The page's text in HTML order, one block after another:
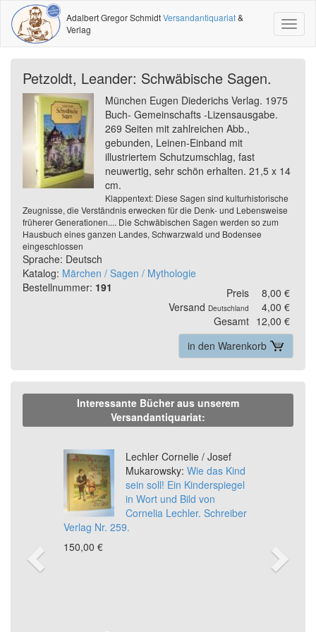
Adalbert Gregor SchmidtVersandantiquariat&
Verlag
Petzoldt, Leander: Schwäbische Sagen.
München Eugen Diederichs Verlag. 1975
Buch- Gemeinschafts -Lizensausgabe.
269 Seiten mit zahlreichen Abb.,
gebunden, Leinen-Einband mit
illustriertem Schutzumschlag, fast
neuwertig, sehr schön erhalten. 21,5 x 14
cm.
Klappentext: Diese Sagen sind kulturhistorische
Zeugnisse, die Verständnis erwecken für die Denk- und Lebensweise
früherer Generationen.... Die Schwäbischen Sagen werden so zum
Hausbuch eines ganzen Landes, Schwarzwald und Bodensee
eingeschlossen
Sprache: Deutsch
Katalog: Märchen / Sagen / Mythologie
Bestellnummer: 191 Preis
8,00 €
Versand Deutschland
4,00 €
Gesamt 12,00 €
in den Warenkorb
Interessante Bücher aus unserem
Versandantiquariat:
Lechler Cornelie / Josef
Mukarowsky: Wie das Kind
sein soll! Ein Kinderspiegel
in Wort und Bild von
Cornelia Lechler. Schreiber
Verlag Nr. 259.
150,00 €
Previous